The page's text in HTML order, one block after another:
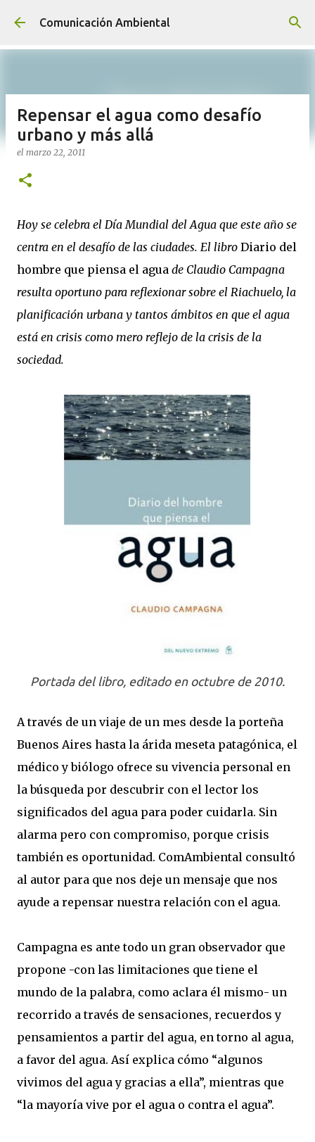
Ir al contenido principal
Comunicación Ambiental
Repensar el agua como desafío
urbano y más allá
el marzo 22, 2011
Hoy se celebra el Día Mundial del Agua que este año se
centra en el desafío de las ciudades. El libro Diario del
hombre que piensa el agua de Claudio Campagna
resulta oportuno para reflexionar sobre el Riachuelo, la
planificación urbana y tantos ámbitos en que el agua
está en crisis como mero reflejo de la crisis de la
sociedad.
Portada del libro, editado en octubre de 2010.
A través de un viaje de un mes desde la porteña
Buenos Aires hasta la árida meseta patagónica, el
médico y biólogo ofrece su vivencia personal en
la búsqueda por descubrir con el lector los
significados del agua para poder cuidarla. Sin
alarma pero con compromiso, porque crisis
también es oportunidad. ComAmbiental consultó
al autor para que nos deje un mensaje que nos
ayude a repensar nuestra relación con el agua.
Campagna es ante todo un gran observador que
propone -con las limitaciones que tiene el
mundo de la palabra, como aclara él mismo- un
recorrido a través de sensaciones, recuerdos y
pensamientos a partir del agua, en torno al agua,
a favor del agua. Así explica cómo “algunos
vivimos del agua y gracias a ella”, mientras que
“la mayoría vive por el agua o contra el agua”.